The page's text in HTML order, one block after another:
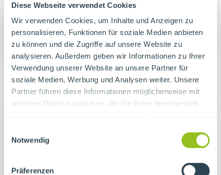
Diese Webseite verwendet Cookies
Wir verwenden Cookies, um Inhalte und Anzeigen zu
personalisieren, Funktionen für soziale Medien anbieten
zu können und die Zugriffe auf unsere Website zu
analysieren. Außerdem geben wir Informationen zu Ihrer
Verwendung unserer Website an unsere Partner für
soziale Medien, Werbung und Analysen weiter. Unsere
Partner führen diese Informationen möglicherweise mit
weiteren Daten zusammen, die Sie ihnen bereitgestellt
Notwendig
Präferenzen
13:00 – 15:30 Uhr
13:00 – 15:30 Uhr
Mit unseren Eseln unterwegs